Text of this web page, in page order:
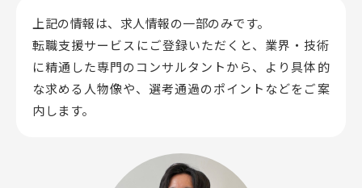
上記の情報は、求人情報の一部のみです。
転職支援サービスにご登録いただくと、業界・技術
に精通した専門のコンサルタントから、 より具体的
な求める人物像や、選考通過のポイントなどをご案
内します。